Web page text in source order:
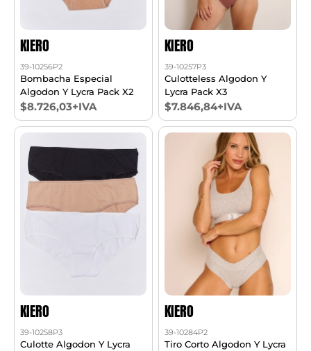
KIERO
39-10256P2
Bombacha Especial
Algodon Y Lycra Pack X2
$8.726,03+IVA
KIERO
39-10257P3
Culotteless Algodon Y
Lycra Pack X3
$7.846,84+IVA
KIERO
39-10258P3
Culotte Algodon Y Lycra
KIERO
39-10284P2
Tiro Corto Algodon Y Lycra